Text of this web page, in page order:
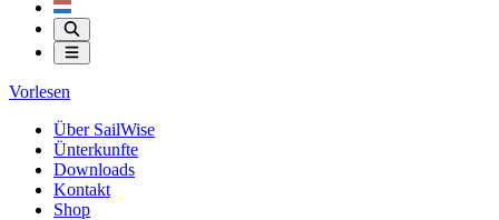
Vorlesen
Über SailWise
Ünterkunfte
Downloads
Kontakt
Shop